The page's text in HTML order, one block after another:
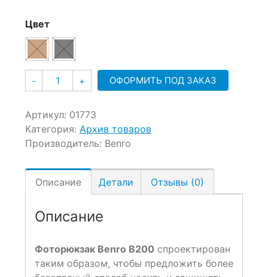
Цвет
- Количество
+ ОФОРМИТЬ ПОД ЗАКАЗ
Артикул: 01773
Категория: Архив товаров
Производитель: Benro
Описание Детали Отзывы (0)
Описание
Фоторюкзак Benro B200 спроектирован
таким образом, чтобы предложить более